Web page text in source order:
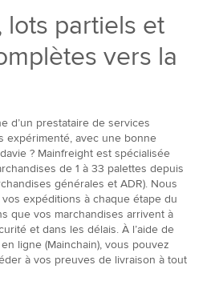
lots partiels et
vers la
d’un prestataire de services
expérimenté, avec une bonne
? Mainfreight est spécialisée
de 1 à 33 palettes depuis
générales et ADR). Nous
expéditions à chaque étape du
que vos marchandises arrivent à
et dans les délais. À l’aide de
ligne (Mainchain), vous pouvez
à vos preuves de livraison à tout